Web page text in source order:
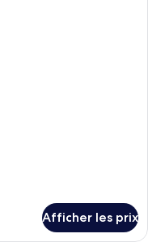
Afficher les prix